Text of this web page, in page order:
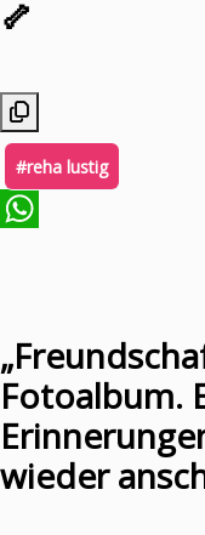
🦴
#reha lustig
Fotoalbum.
wieder